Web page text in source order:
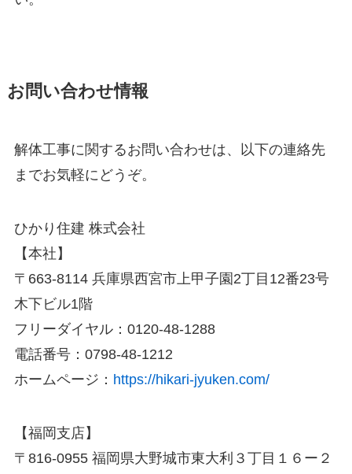
お問い合わせ情報
解体工事に関するお問い合わせは、以下の連絡先
までお気軽にどうぞ。
ひかり住建 株式会社
【本社】
〒663-8114 兵庫県西宮市上甲子園2丁目12番23号
木下ビル1階
フリーダイヤル：0120-48-1288
電話番号：0798-48-1212
ホームページ： https://hikari-jyuken.com/
【福岡支店】
〒816-0955 福岡県大野城市東大利３丁目１６ー２